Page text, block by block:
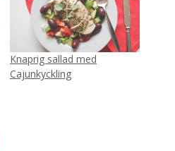
Knaprig sallad med
Cajunkyckling